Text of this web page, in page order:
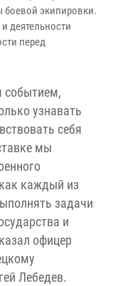
боевой экипировки.
деятельности
перед
событием,
узнавать
себя
мы
каждый из
задачи
и
офицер
Лебедев.